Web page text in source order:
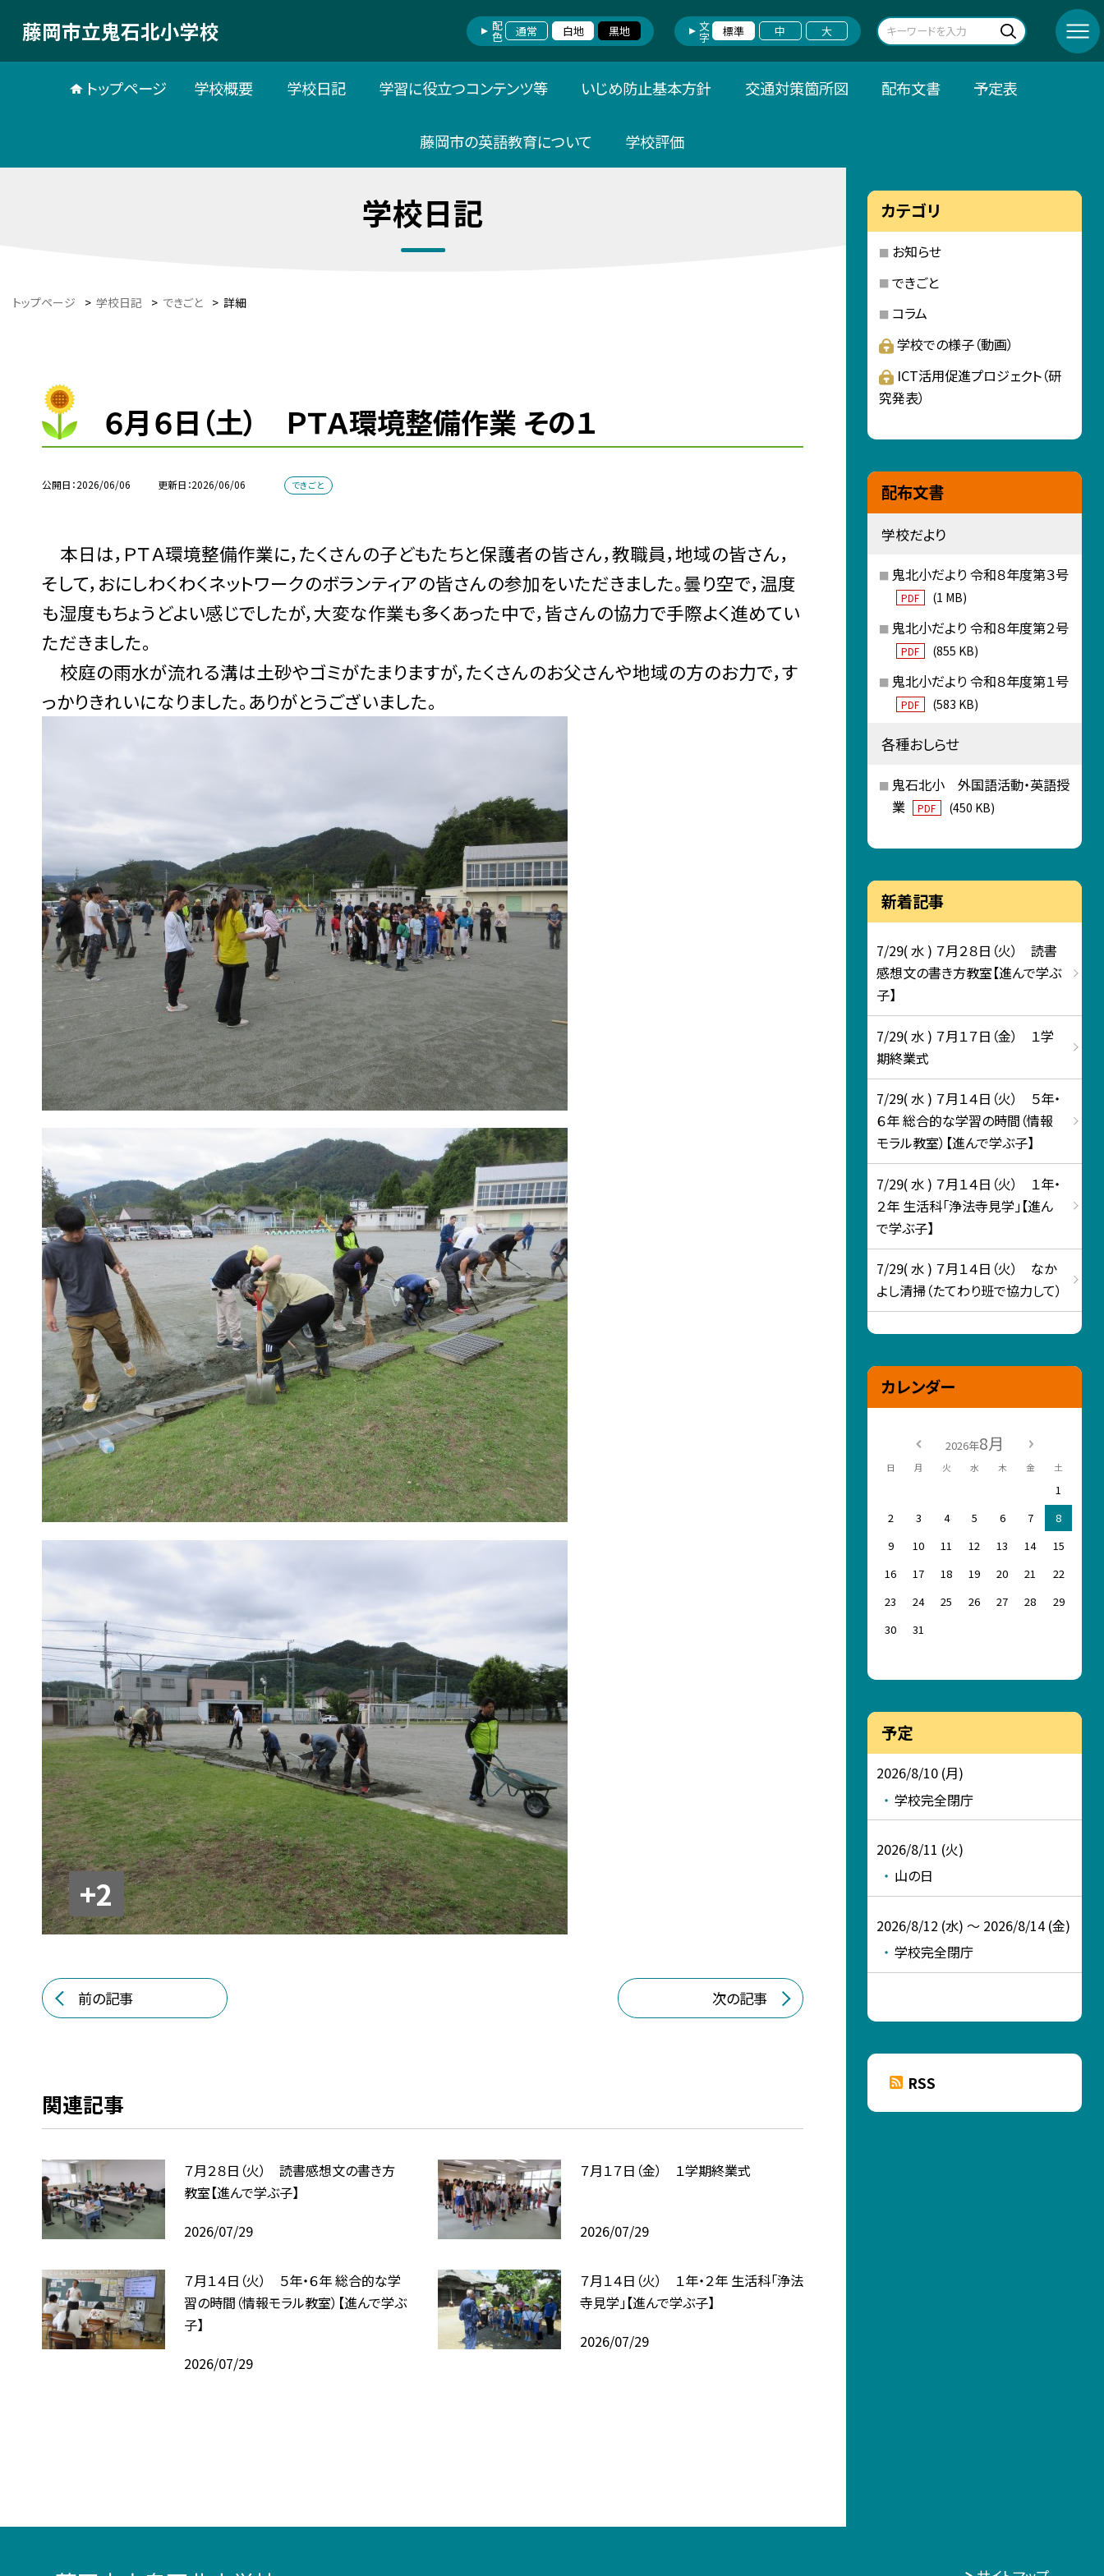
藤岡市立鬼石北小学校 配色 通常 白地 黒地 文字 標準 中 大
トップページ 学校概要 学校日記 学習に役立つコンテンツ等 いじめ防止基本方針 交通対策箇所図 配布文書 予定表
藤岡市の英語教育について 学校評価
学校日記
トップページ > 学校日記 > できごと > 詳細
６月６日（土） ＰＴＡ環境整備作業 その１
公開日 2026/06/06 更新日 2026/06/06 できごと
本日は，ＰＴＡ環境整備作業に，たくさんの子どもたちと保護者の皆さん，教職員，地域の皆さん，
そして，おにしわくわくネットワークのボランティアの皆さんの参加をいただきました。曇り空で，温度
も湿度もちょうどよい感じでしたが，大変な作業も多くあった中で，皆さんの協力で手際よく進めてい
ただきました。
校庭の雨水が流れる溝は土砂やゴミがたまりますが，たくさんのお父さんや地域の方のお力で，す
っかりきれいになりました。ありがとうございました。
+2
前の記事 次の記事
関連記事
７月２８日（火） 読書感想文の書き方
教室【進んで学ぶ子】
2026/07/29
７月１７日（金） １学期終業式
2026/07/29
７月１４日（火） ５年・６年 総合的な学
習の時間（情報モラル教室）【進んで学ぶ
子】
2026/07/29
７月１４日（火） １年・２年 生活科「浄法
寺見学」【進んで学ぶ子】
2026/07/29
カテゴリ
お知らせ
できごと
コラム
学校での様子（動画）
ICT活用促進プロジェクト（研
究発表）
配布文書
学校だより
鬼北小だより 令和８年度第３号
PDF (1 MB)
鬼北小だより 令和８年度第２号
PDF (855 KB)
鬼北小だより 令和８年度第１号
PDF (583 KB)
各種おしらせ
鬼石北小 外国語活動・英語授
業
PDF (450 KB)
新着記事
7/29( 水 ) ７月２８日（火） 読書
感想文の書き方教室【進んで学ぶ
子】
7/29( 水 ) ７月１７日（金） １学
期終業式
7/29( 水 ) ７月１４日（火） ５年・
６年 総合的な学習の時間（情報
モラル教室）【進んで学ぶ子】
7/29( 水 ) ７月１４日（火） １年・
２年 生活科「浄法寺見学」【進ん
で学ぶ子】
7/29( 水 ) ７月１４日（火） なか
よし清掃（たてわり班で協力して）
カレンダー
2026年8月
日 月 火 水 木 金 土
1
2
3 4 5 6 7
8
9
10 11 12 13 14
15
16
17 18 19 20 21
22
23
24 25 26 27 28
29
30
31
予定
2026/8/10 (月)
学校完全閉庁
2026/8/11 (火)
山の日
2026/8/12 (水) ～ 2026/8/14 (金)
学校完全閉庁
RSS